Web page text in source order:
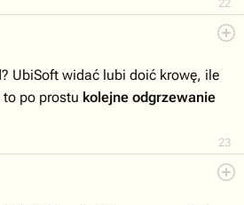
22
23
UbiSoft widać lubi doić krowę, ile
po prostu kolejne odgrzewanie